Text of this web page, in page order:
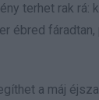
terhet rak
ébred
a máj